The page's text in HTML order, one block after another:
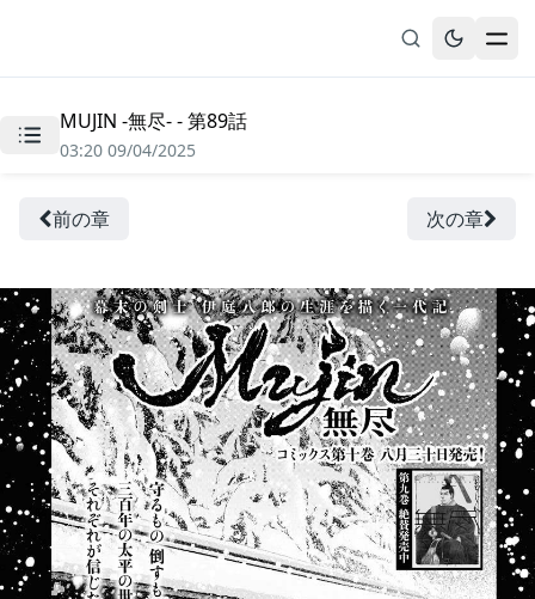
無料漫画
履歴
MUJIN -無尽- - 第89話
03:20 09/04/2025
前の章 次の章